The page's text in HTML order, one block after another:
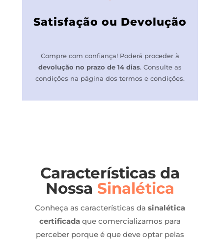
Satisfação ou Devolução
Compre com confiança! Poderá proceder à
devolução no prazo de 14 dias. Consulte as
condições na página dos termos e condições.
Características da
Nossa Sinalética
Conheça as características da sinalética
certificadaque comercializamos para
perceber porque é que deve optar pelas